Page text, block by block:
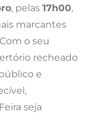
, pelas 17h00,
marcantes
o seu
recheado
e
seja